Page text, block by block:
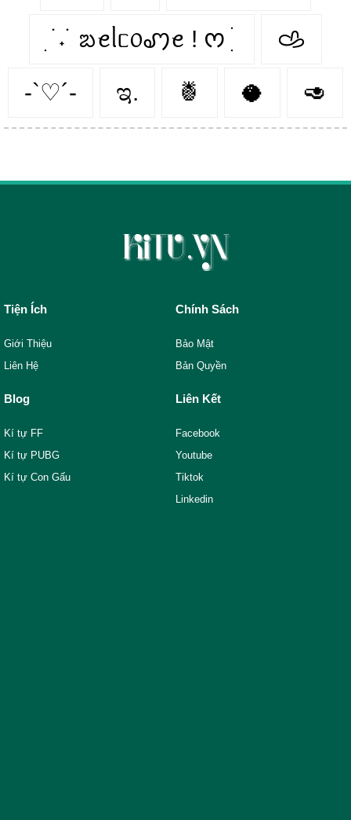
ִ ࣪ ˖ ࣪ ᨰꫀᥣᥴ᥆ꩇꫀ ! ᰔ ִ ׄ 𐚁
-`♡´- ಇ. 🍍 🥥 🥑
Tiện Ích
Giới Thiệu
Liên Hệ
Chính Sách
Bảo Mật
Bản Quyền
Blog
Kí tự FF
Kí tự PUBG
Kí tự Con Gấu
Liên Kết
Facebook
Youtube
Tiktok
Linkedin